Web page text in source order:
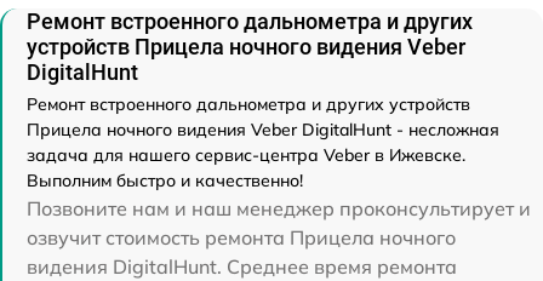
Ремонт встроенного дальнометра и других
устройств Прицела ночного видения Veber
DigitalHunt
Ремонт встроенного дальнометра и других устройств
Прицела ночного видения Veber DigitalHunt - несложная
задача для нашего сервис-центра Veber в Ижевске.
Выполним быстро и качественно!
Позвоните нам и наш менеджер проконсультирует и
озвучит стоимость ремонта Прицела ночного
видения DigitalHunt. Среднее время ремонта